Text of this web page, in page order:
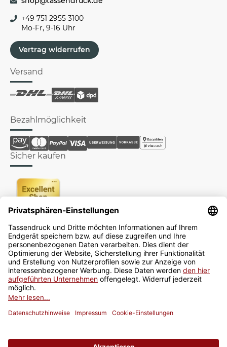
+49 751 2955 3100
Mo-Fr, 9-16 Uhr
Vertrag widerrufen
Versand
Bezahlmöglichkeit
Sicher kaufen
Newsletter